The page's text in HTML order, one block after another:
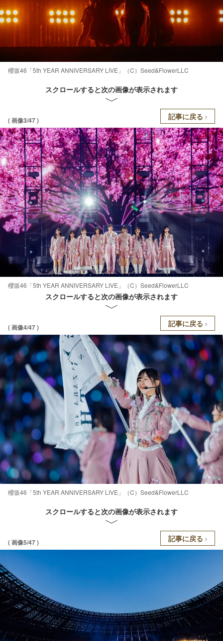
櫻坂46「5th YEAR ANNIVERSARY LIVE」（C）Seed&FlowerLLC
スクロールすると次の画像が表示されます
( 画像3/47 ) 記事に戻る
櫻坂46「5th YEAR ANNIVERSARY LIVE」（C）Seed&FlowerLLC
スクロールすると次の画像が表示されます
( 画像4/47 ) 記事に戻る
櫻坂46「5th YEAR ANNIVERSARY LIVE」（C）Seed&FlowerLLC
スクロールすると次の画像が表示されます
( 画像5/47 ) 記事に戻る